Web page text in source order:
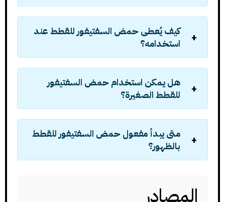
كيف يُعطى حمض السفتيفور للقطط عند
استخدامه؟
هل يمكن استخدام حمض السفتيفور
للقطط الصغيرة؟
متى يبدأ مفعول حمض السفتيفور للقطط
بالظهور؟
المصادر